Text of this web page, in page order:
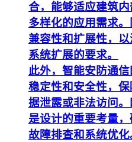
合，能够适应建筑
多样化的应用需求
兼容性和扩展性，
系统扩展的要求。
此外，智能安防通
稳定性和安全性，
据泄露或非法访问
是设计的重要考量
故障排查和系统优化